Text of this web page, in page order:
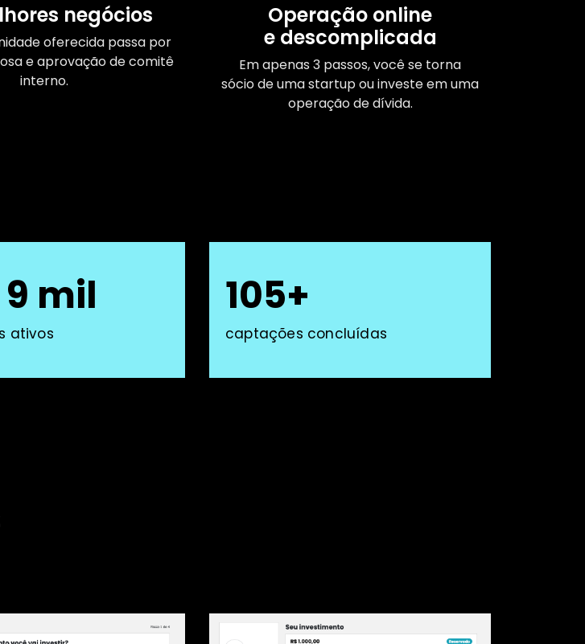
negócios
oferecida passa por
e aprovação de comitê
interno.
Operação online
e descomplicada
Em apenas 3 passos, você se torna
sócio de uma startup ou investe em uma
operação de dívida.
mil
ativos
105+
captações concluídas